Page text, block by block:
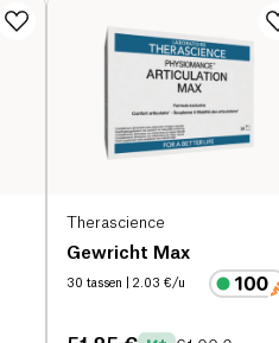
Therascience
Gewricht Max
30 tassen | 2.03 €/u